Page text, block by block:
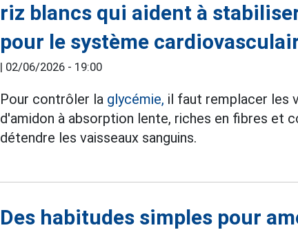
riz blancs qui aident à
pour le système
| 02/06/2026 - 19:00
Pour contrôler la glycémie, il faut remplacer les
d'amidon à absorption lente, riches en fibres et
détendre les vaisseaux sanguins.
Des habitudes simples pour